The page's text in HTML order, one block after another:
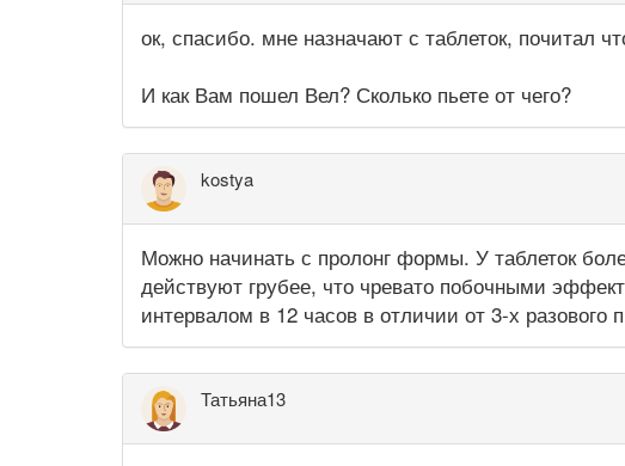
ок, спасибо. мне назначают с таблеток, почитал
И как Вам пошел Вел? Сколько пьете от чего?
kostya
Можно начинать с пролонг формы. У таблеток
действуют грубее, что чревато побочными
интервалом в 12 часов в отличии от 3-х разового
Татьяна13